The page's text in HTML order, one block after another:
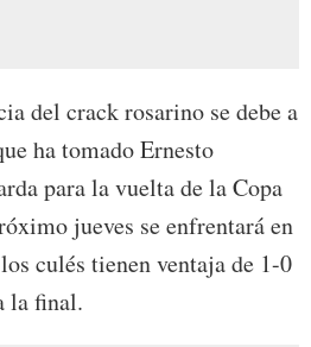
del crack rosarino se debe a
ha tomado Ernesto
para la vuelta de la Copa
jueves se enfrentará en
culés tienen ventaja de 1-0
la final.